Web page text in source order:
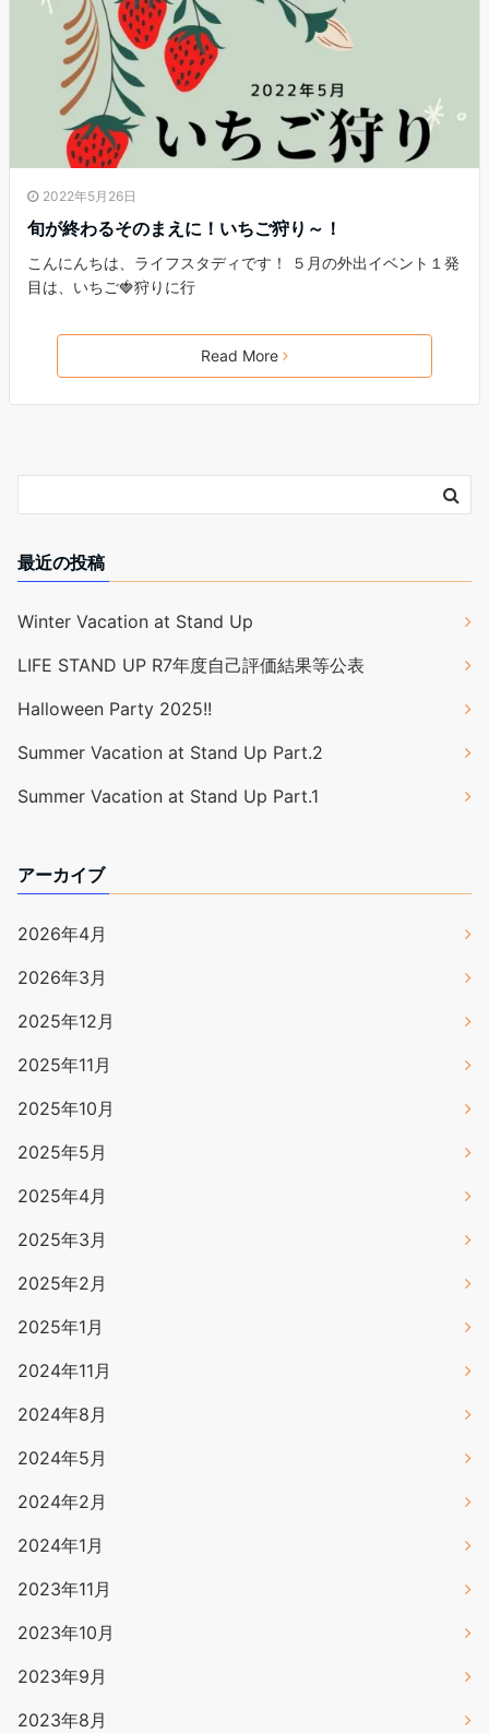
2022年5月26日
旬が終わるそのまえに！いちご狩り～！
こんにんちは、ライフスタディです！ ５月の外出イベント１発
目は、いちご🍓狩りに行
Read More
最近の投稿
Winter Vacation at Stand Up
LIFE STAND UP R7年度自己評価結果等公表
Halloween Party 2025!!
Summer Vacation at Stand Up Part.2
Summer Vacation at Stand Up Part.1
アーカイブ
2026年4月
2026年3月
2025年12月
2025年11月
2025年10月
2025年5月
2025年4月
2025年3月
2025年2月
2025年1月
2024年11月
2024年8月
2024年5月
2024年2月
2024年1月
2023年11月
2023年10月
2023年9月
2023年8月